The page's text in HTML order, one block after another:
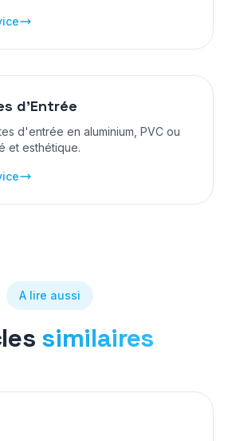
d'Entrée
d'entrée en aluminium, PVC ou
et esthétique.
A lire aussi
similaires